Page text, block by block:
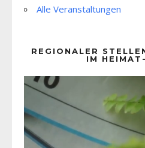
Alle Veranstaltungen
REGIONALER
IM